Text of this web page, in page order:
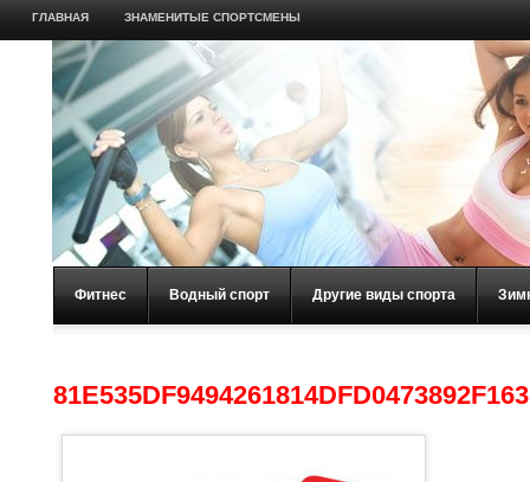
ГЛАВНАЯ ЗНАМЕНИТЫЕ СПОРТСМЕНЫ
Фитнес Водный спорт Другие виды спорта